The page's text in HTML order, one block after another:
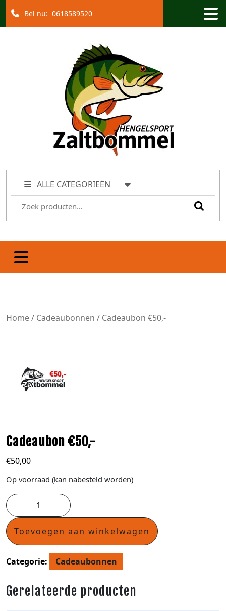
Bel nu: 0618589520
ALLE CATEGORIEËN
Home/ Cadeaubonnen / Cadeaubon €50,-
Cadeaubon €50,-
€50,00
Op voorraad (kan nabesteld worden)
Toevoegen aan winkelwagen
Categorie: Cadeaubonnen
Gerelateerde producten